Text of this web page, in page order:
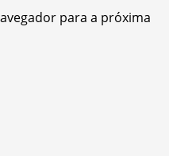
para a próxima